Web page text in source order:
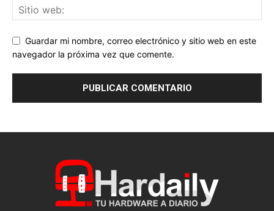
Guardar mi nombre, correo electrónico y sitio web en este
navegador la próxima vez que comente.